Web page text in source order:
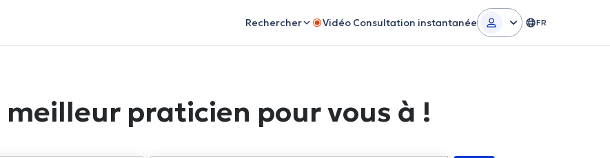
Rechercher Vidéo Consultation instantanée FR
meilleur praticien pour vous à !